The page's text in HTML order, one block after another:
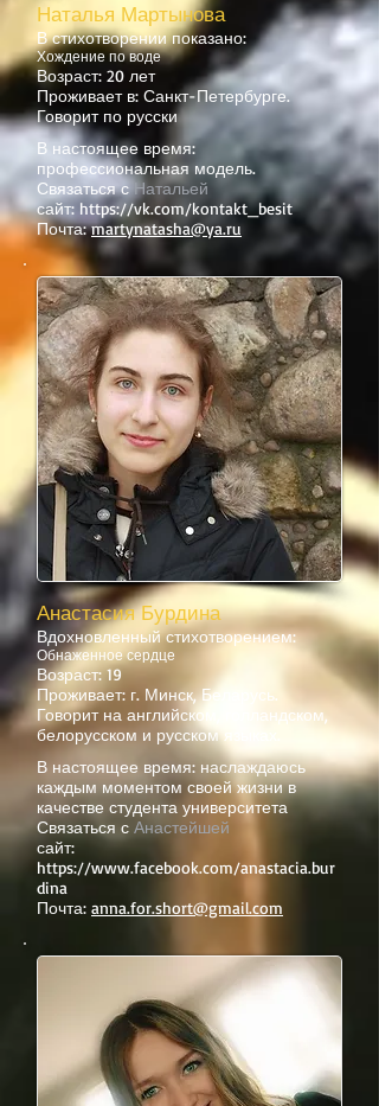
Наталья Мартынова
В стихотворении показано:
Хождение по воде
Возраст: 20 лет
Проживает в: Санкт-Петербурге.
Говорит по русски
В настоящее время:
профессиональная модель.
Связаться с Натальей
сайт: https://vk.com/kontakt_besit
Почта:martynatasha@ya.ru
Анастасия Бурдина
Вдохновленный стихотворением:
Обнаженное сердце
Возраст: 19
Проживает: г. Минск, Беларусь.
Говорит на английском, голландском,
белорусском и русском языках.
В настоящее время: наслаждаюсь
каждым моментом своей жизни в
качестве студента университета
Связаться с Анастейшей
сайт:
https://www.facebook.com/anastacia.bur
dina
Почта: anna.for.short@gmail.com